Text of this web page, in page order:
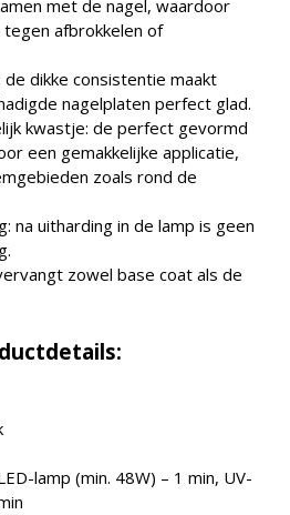
met de nagel, waardoor
afbrokkelen of
de dikke consistentie maakt
nagelplaten perfect glad.
kwastje: de perfect gevormd
een gemakkelijke applicatie,
zoals rond de
na uitharding in de lamp is geen
zowel base coat als de
lamp (min. 48W) – 1 min, UV-